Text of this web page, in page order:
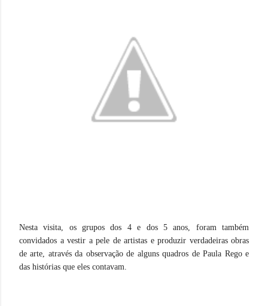
Nesta visita, os grupos dos 4 e dos 5 anos, foram também
convidados a vestir a pele de artistas e produzir verdadeiras obras
de arte, através da observação de alguns quadros de Paula Rego e
das histórias que eles contavam.